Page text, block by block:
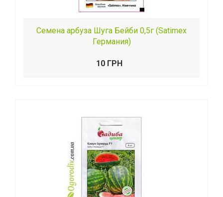
Семена арбуза Шуга Бейби 0,5г (Satimex
Германия)
10 ГРН